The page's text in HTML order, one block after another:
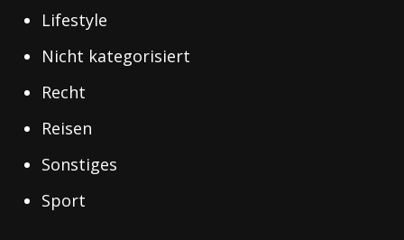
Lifestyle
Nicht kategorisiert
Recht
Reisen
Sonstiges
Sport